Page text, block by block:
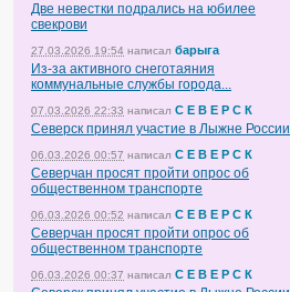
Две невестки подрались на юбилее
свекрови
27.03.2026 19:54 написал барыга
Из-за активного снеготаяния
коммунальные службы города...
07.03.2026 22:33 написал С Е В Е Р С К
Северск принял участие в Лыжне России
06.03.2026 00:57 написал С Е В Е Р С К
Северчан просят пройти опрос об
общественном транспорте
06.03.2026 00:52 написал С Е В Е Р С К
Северчан просят пройти опрос об
общественном транспорте
06.03.2026 00:37 написал С Е В Е Р С К